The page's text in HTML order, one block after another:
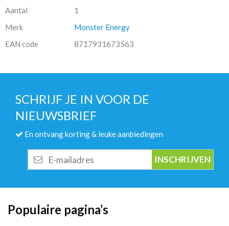
Aantal
1
Merk
Monster Energy
EAN code
8717931673563
SCHRIJF JE IN VOOR DE
NIEUWSBRIEF
En ontvang korting & leuke aanbiedingen
mailadres
Populaire pagina’s